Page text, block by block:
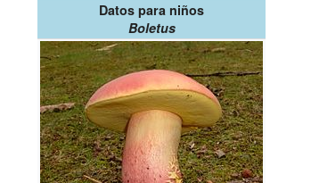
Datos para niños
Boletus